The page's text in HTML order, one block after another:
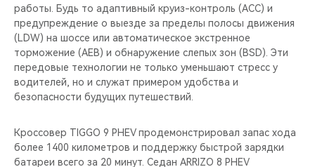
работы. Будь то адаптивный круиз-контроль (ACC) и
предупреждение о выезде за пределы полосы движения
(LDW) на шоссе или автоматическое экстренное
торможение (AEB) и обнаружение слепых зон (BSD). Эти
передовые технологии не только уменьшают стресс у
водителей, но и служат примером удобства и
безопасности будущих путешествий.
Кроссовер TIGGO 9 PHEV продемонстрировал запас хода
более 1400 километров и поддержку быстрой зарядки
батареи всего за 20 минут. Седан ARRIZO 8 PHEV